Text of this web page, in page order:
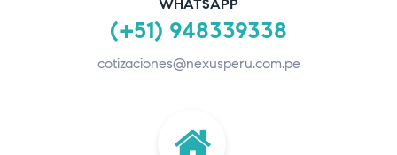
WHATSAPP
(+51) 948339338
cotizaciones@nexusperu.com.pe